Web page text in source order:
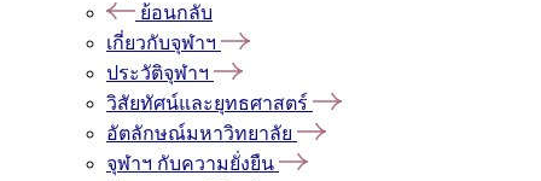
ย้อนกลับ
เกี่ยวกับจุฬาฯ
ประวัติจุฬาฯ
วิสัยทัศน์และยุทธศาสตร์
อัตลักษณ์มหาวิทยาลัย
จุฬาฯ กับความยั่งยืน